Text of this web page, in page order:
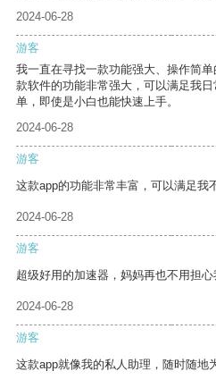
2024-06-28
游客
我一直在寻找一款功能强大、操作简
款软件的功能非常强大，可以满足我
单，即使是小白也能快速上手。
2024-06-28
游客
这款app的功能非常丰富，可以满足我
2024-06-28
游客
超级好用的加速器，妈妈再也不用担心
2024-06-28
游客
这款app就像我的私人助理，随时随地